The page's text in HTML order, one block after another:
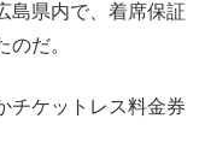
島県内で、着席保証
だ。
チケットレス料金券